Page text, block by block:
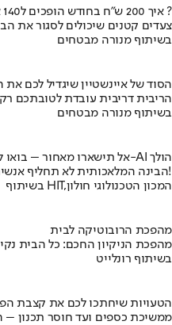
איך 200 ש"ח בחודש הופכים ל140 אלף ?
צעדים קטנים שיכולים לסגור את
בשיתוף מנורה מבטחים
הסוד של איינשטיין שיגדיל לכם את
הריבית דריבית עובדת לטובתכם
בשיתוף מנורה מבטחים
אל תישארו מאחור – בואו לגלות לאן ה-AI הולך
הבינה המלאכותית לא תחליף אנשים, היא תחליף את מי שלא משתמש בה!
בשיתוף HIT,המכון הטכנולוגי חולון
מהפכת הרובוטיקה לבית
מהפכת הניקיון החכם: כל הבית
בשיתוף רונלייט
הטעויות שיחתכו לכם את קצבת
ממשיכת כספים ועד חוסר תכנון –